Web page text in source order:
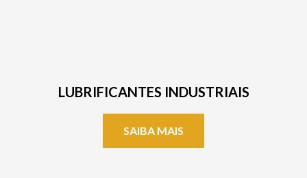
LUBRIFICANTES INDUSTRIAIS
SAIBA MAIS